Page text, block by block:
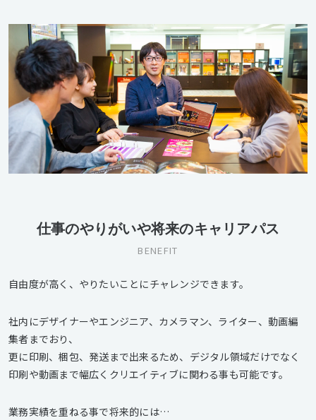
仕事のやりがいや将来のキャリアパス
BENEFIT
自由度が高く、やりたいことにチャレンジできます。
社内にデザイナーやエンジニア、カメラマン、ライター、動画編
集者までおり、
更に印刷、梱包、発送まで出来るため、デジタル領域だけでなく
印刷や動画まで幅広くクリエイティブに関わる事も可能です。
業務実績を重ねる事で将来的には…